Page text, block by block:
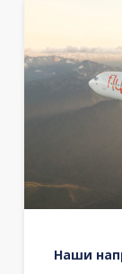
Наши